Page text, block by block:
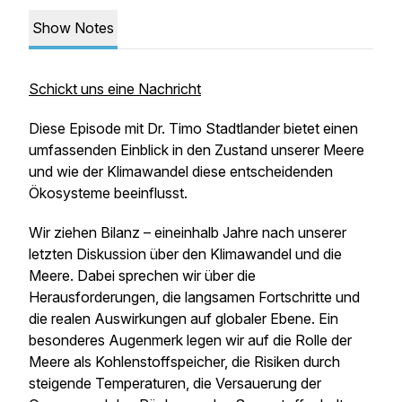
Show Notes
Schickt uns eine Nachricht
Diese Episode mit Dr. Timo Stadtlander bietet einen
umfassenden Einblick in den Zustand unserer Meere
und wie der Klimawandel diese entscheidenden
Ökosysteme beeinflusst.
Wir ziehen Bilanz – eineinhalb Jahre nach unserer
letzten Diskussion über den Klimawandel und die
Meere. Dabei sprechen wir über die
Herausforderungen, die langsamen Fortschritte und
die realen Auswirkungen auf globaler Ebene. Ein
besonderes Augenmerk legen wir auf die Rolle der
Meere als Kohlenstoffspeicher, die Risiken durch
steigende Temperaturen, die Versauerung der